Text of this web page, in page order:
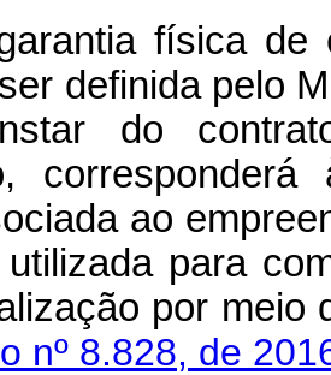
física de
definida pelo
do
ao
para
por meio
nº 8.828, de